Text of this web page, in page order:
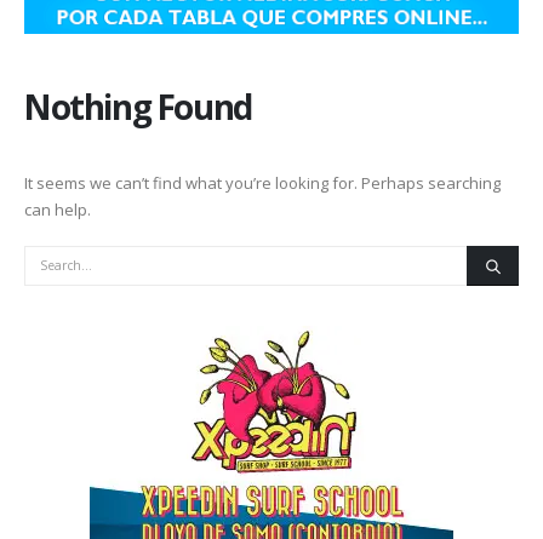
Nothing Found
It seems we can’t find what you’re looking for. Perhaps searching
can help.